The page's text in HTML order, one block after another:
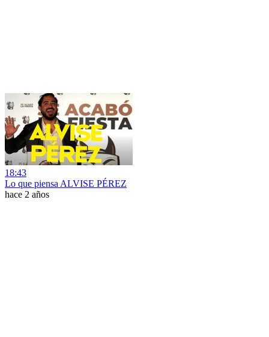
18:43
Lo que piensa ALVISE PÉREZ
hace 2 años